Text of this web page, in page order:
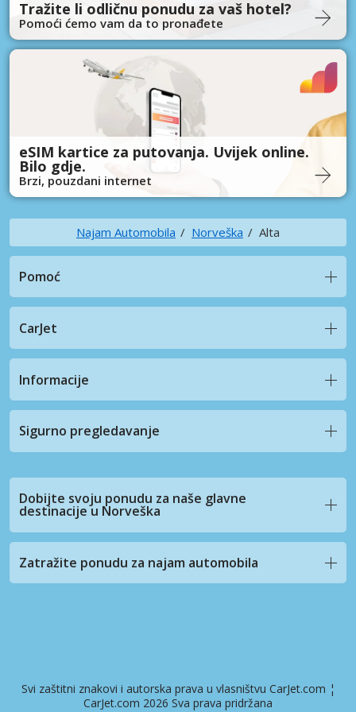
Tražite li odličnu ponudu za vaš hotel?
Pomoći ćemo vam da to pronađete
eSIM kartice za putovanja. Uvijek online.
Bilo gdje.
Brzi, pouzdani internet
Najam Automobila Norveška Alta
Pomoć
CarJet
Informacije
Sigurno pregledavanje
Dobijte svoju ponudu za naše glavne
destinacije u Norveška
Zatražite ponudu za najam automobila
Svi zaštitni znakovi i autorska prava u vlasništvu CarJet.com ¦
CarJet.com 2026 Sva prava pridržana